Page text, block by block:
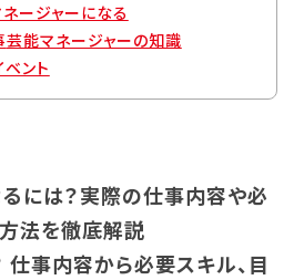
ージャーになる
芸能マネージャーの知識
ント
には？実際の仕事内容や必
法を徹底解説
仕事内容から必要スキル、目